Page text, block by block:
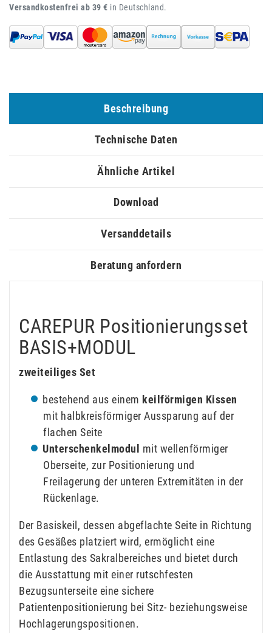
Versandkostenfrei ab 39 € in Deutschland.
Beschreibung
Technische Daten
Ähnliche Artikel
Download
Versanddetails
Beratung anfordern
CAREPUR Positionierungsset
BASIS+MODUL
zweiteiliges Set
bestehend aus einem keilförmigen Kissen
mit halbkreisförmiger Aussparung auf der
flachen Seite
Unterschenkelmodul mit wellenförmiger
Oberseite, zur Positionierung und
Freilagerung der unteren Extremitäten in der
Rückenlage.
Der Basiskeil, dessen abgeflachte Seite in Richtung
des Gesäßes platziert wird, ermöglicht eine
Entlastung des Sakralbereiches und bietet durch
die Ausstattung mit einer rutschfesten
Bezugsunterseite eine sichere
Patientenpositionierung bei Sitz- beziehungsweise
Hochlagerungspositionen.